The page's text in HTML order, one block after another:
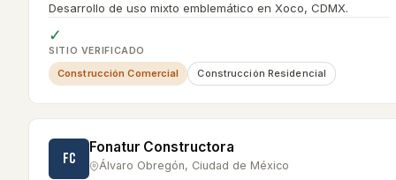
Desarrollo de uso mixto emblemático en Xoco, CDMX.
✓
SITIO VERIFICADO
Construcción Comercial Construcción Residencial
FC
Fonatur Constructora
Álvaro Obregón, Ciudad de México